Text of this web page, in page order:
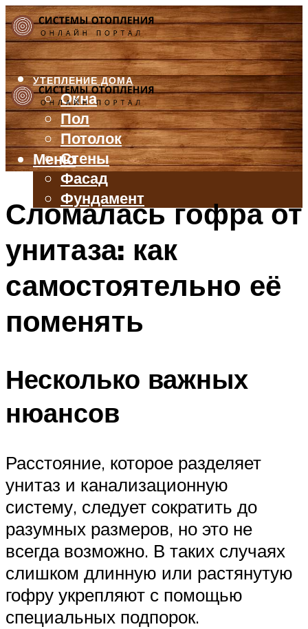
УТЕПЛЕНИЕ ДОМА
Окна
Пол
Потолок
Стены
Фасад
Фундамент
БАЛКОН И ЛОДЖИЯ
ВЕНТИЛЯЦИЯ
ТРУБЫ
Меню
Меню
Сломалась гофра от
унитаза: как
самостоятельно её
поменять
Несколько важных
нюансов
Расстояние, которое разделяет
унитаз и канализационную
систему, следует сократить до
разумных размеров, но это не
всегда возможно. В таких случаях
слишком длинную или растянутую
гофру укрепляют с помощью
специальных подпорок.